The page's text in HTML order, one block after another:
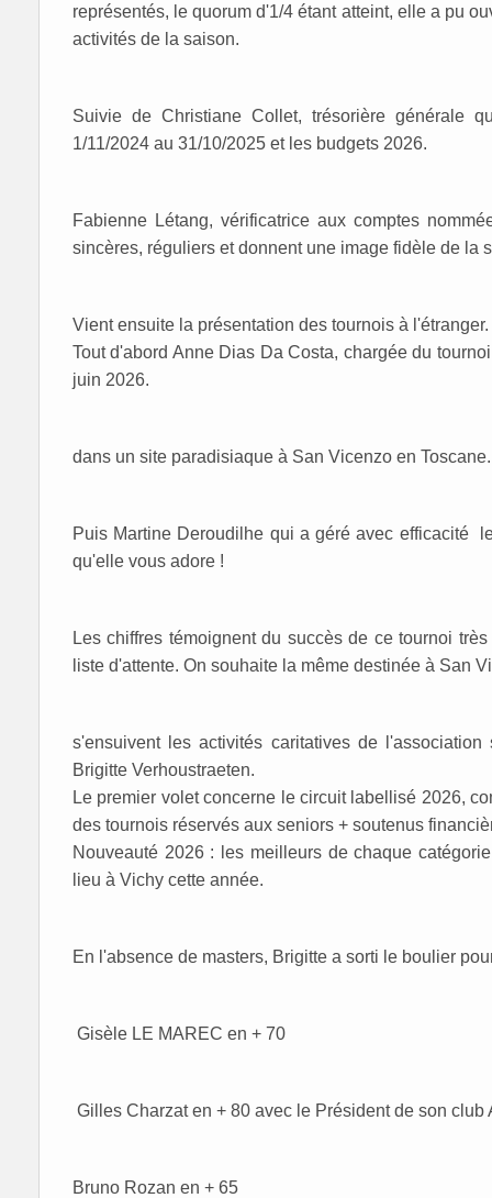
représentés, le quorum d'1/4 étant atteint, elle a pu
activités de la saison.
Suivie de Christiane Collet, trésorière générale
1/11/2024 au 31/10/2025 et les budgets 2026.
Fabienne Létang, vérificatrice aux comptes
sincères, réguliers et donnent une image fidèle de la
Vient ensuite la présentation des tournois à l'étranger.
Tout d'abord Anne Dias Da Costa, chargée du
juin 2026.
dans un site paradisiaque à San Vicenzo en Toscane.
Puis Martine Deroudilhe qui a géré avec efficacité
qu'elle vous adore !
Les chiffres témoignent du succès de ce tournoi
liste d'attente. On souhaite la même destinée à San
s'ensuivent les activités caritatives de
Brigitte Verhoustraeten.
Le premier volet concerne le circuit labellisé 2026,
des tournois réservés aux seniors + soutenus
Nouveauté 2026 : les meilleurs de chaque
lieu à Vichy cette année.
En l'absence de masters, Brigitte a sorti le boulier
Gisèle LE MAREC en + 70
Gilles Charzat en + 80 avec le Président de son club
Bruno Rozan en + 65